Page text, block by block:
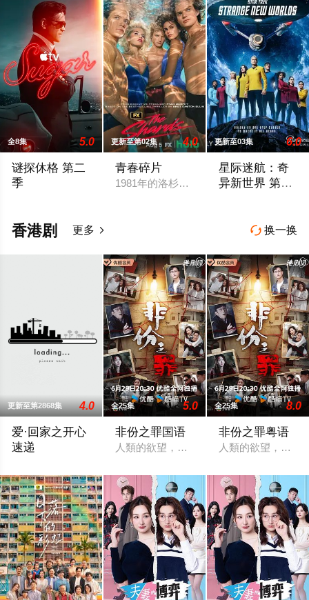
全8集 5.0
谜探休格 第二
季
更新至第02集 4.0
青春碎片
1981年的洛杉矶 ，一班精英名校的高中
更新至03集 6.0
星际迷航：奇
异新世界 第四
 换一换
香港剧 更多 
更新至第2868集 4.0
爱·回家之开心
速递
全25集 5.0
非份之罪国语
人類的欲望，可驅使我們超越自我，然
全25集 8.0
非份之罪粤语
人類的欲望，可驅